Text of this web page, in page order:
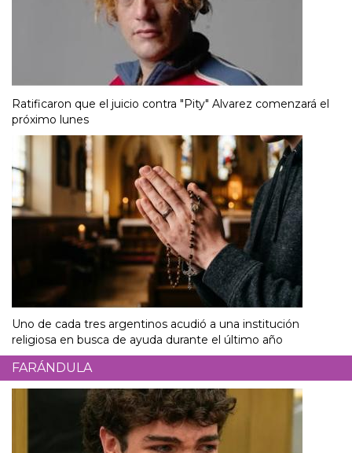
Ratificaron que el juicio contra "Pity" Alvarez comenzará el
próximo lunes
Uno de cada tres argentinos acudió a una institución
religiosa en busca de ayuda durante el último año
FARÁNDULA